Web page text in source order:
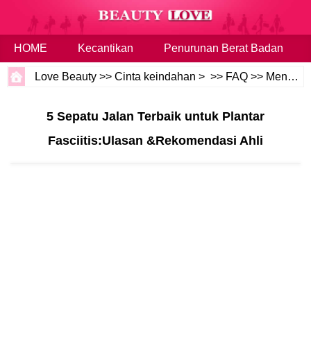
HOME Kecantikan Penurunan Berat Badan
Love Beauty >>Cinta keindahan > >> FAQ >> Menghibur dan Acara
5 Sepatu Jalan Terbaik untuk Plantar
Fasciitis:Ulasan &Rekomendasi Ahli